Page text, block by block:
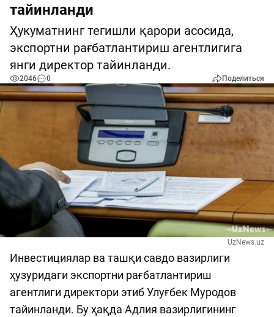
тайинланди
Ҳукуматнинг тегишли қарори асосида,
экспортни рағбатлантириш агентлигига
янги директор тайинланди.
2046 0 Поделиться
UzNews.uz
Инвестициялар ва ташқи савдо вазирлиги
ҳузуридаги экспортни рағбатлантириш
агентлиги директори этиб Улуғбек Муродов
тайинланди. Бу ҳақда Адлия вазирлигининг